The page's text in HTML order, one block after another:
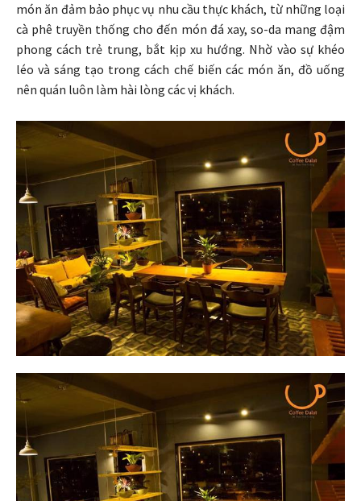
món ăn đảm bảo phục vụ nhu cầu thực khách, từ những loại
cà phê truyền thống cho đến món đá xay, so-da mang đậm
phong cách trẻ trung, bắt kịp xu hướng. Nhờ vào sự khéo
léo và sáng tạo trong cách chế biến các món ăn, đồ uống
nên quán luôn làm hài lòng các vị khách.